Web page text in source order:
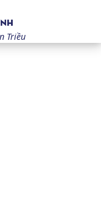
Triều